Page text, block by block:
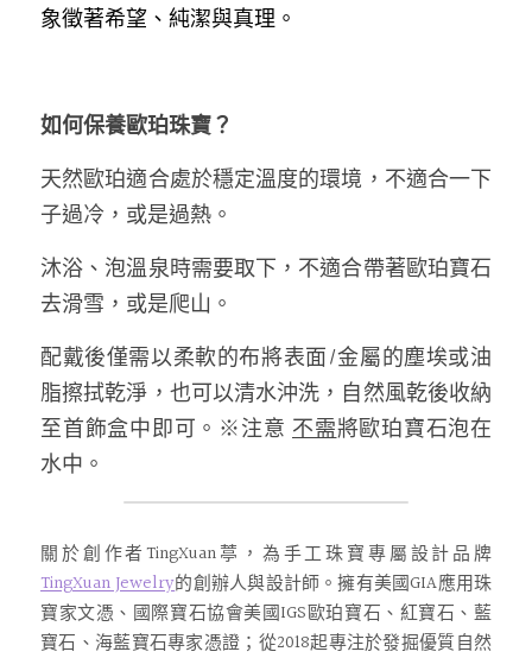
象徵著希望、純潔與真理。
如何保養歐珀珠寶？
天然歐珀適合處於穩定溫度的環境，不適合一下
子過冷，或是過熱。
沐浴、泡溫泉時需要取下，不適合帶著歐珀寶石
去滑雪，或是爬山。
配戴後僅需以柔軟的布將表面/金屬的塵埃或油
脂擦拭乾淨，也可以清水沖洗，自然風乾後收納
至首飾盒中即可。※注意 不需將歐珀寶石泡在
水中。
關於創作者TingXuan葶，為手工珠寶專屬設計品牌
TingXuan Jewelry的創辦人與設計師。擁有美國GIA應用珠
寶家文憑、國際寶石協會美國IGS歐珀寶石、紅寶石、藍
寶石、海藍寶石專家憑證；從2018起專注於發掘優質自然